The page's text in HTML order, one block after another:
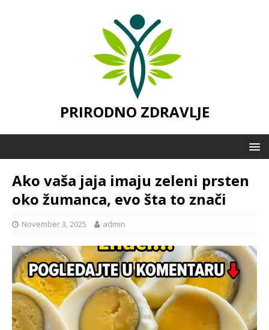
PRIRODNO ZDRAVLJE
Ako vaša jaja imaju zeleni prsten
oko žumanca, evo šta to znači
November 3, 2025 admin